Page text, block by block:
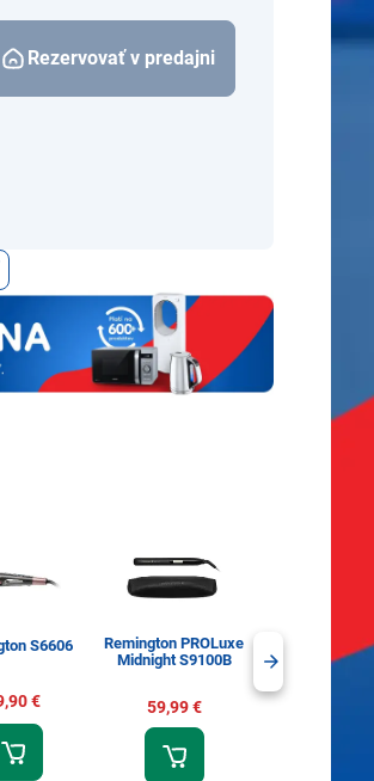
Rezervovať v predajni
S6606
€
Remington PROLuxe
Midnight S9100B
59,99 €
Remington